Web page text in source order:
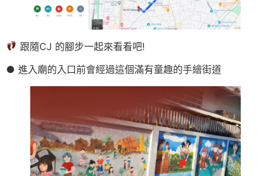
跟隨CJ 的腳步一起來看看吧!
● 進入廟的入口前會經過這個滿有童趣的手繪街道